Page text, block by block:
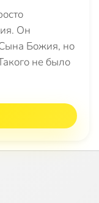
Он
Божия, но
не было